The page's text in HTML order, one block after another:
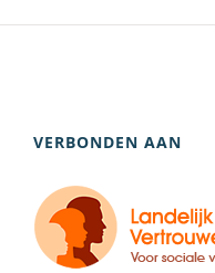
VERBONDEN AAN